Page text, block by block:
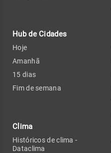
Hub de Cidades
Hoje
Amanhã
15 dias
Fim de semana
Clima
Históricos de clima -
Dataclima